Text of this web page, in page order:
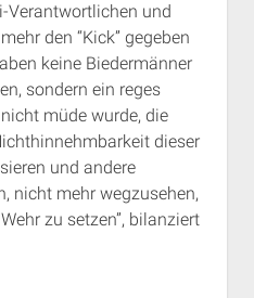
Verantwortlichen und
den “Kick” gegeben
keine Biedermänner
sondern ein reges
müde wurde, die
dieser
und andere
nicht mehr wegzusehen,
zu setzen”, bilanziert